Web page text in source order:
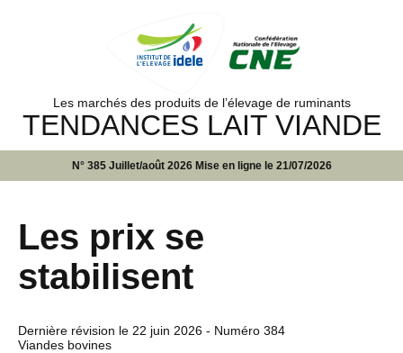
Les marchés des produits de l’élevage de ruminants
TENDANCES LAIT VIANDE
N° 385 Juillet/août 2026 Mise en ligne le 21/07/2026
Les prix se
stabilisent
Dernière révision le 22 juin 2026 - Numéro 384
Viandes bovines